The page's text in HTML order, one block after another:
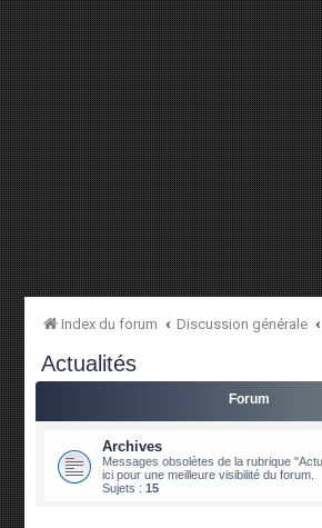
Index du forum Discussion générale
Actualités
Forum
Archives
Messages obsolètes de la rubrique
ici pour une meilleure visibilité du forum.
Sujets :15